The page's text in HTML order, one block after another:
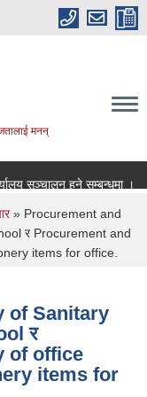
मनन्
सञ्चालन हुने सम्बन्धमा ।
» Procurement and
र Procurement and
items for office.
of Sanitary
र
of office
items for